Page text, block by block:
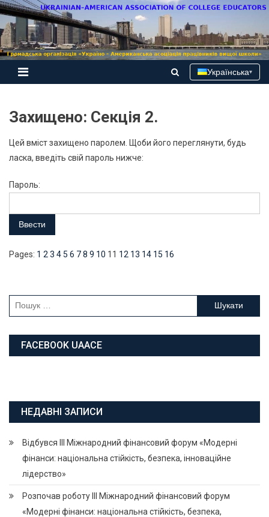
Skip
content
Українська▾
Захищено: Секція 2.
Цей вміст захищено паролем. Щоби його переглянути, будь
ласка, введіть свій пароль нижче:
Пароль:
Pages: 1 2 3 4 5 6 78 9 10 11 12 13 14 15 16
Пошук:
FACEBOOK UAACE
НЕДАВНІ ЗАПИСИ
Відбувся ІІІ Міжнародний фінансовий форум «Модерні
фінанси: національна стійкість, безпека, інноваційне
лідерство»
Розпочав роботу ІІІ Міжнародний фінансовий форум
«Модерні фінанси: національна стійкість, безпека,